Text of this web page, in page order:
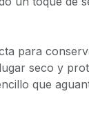
para
seco y
que